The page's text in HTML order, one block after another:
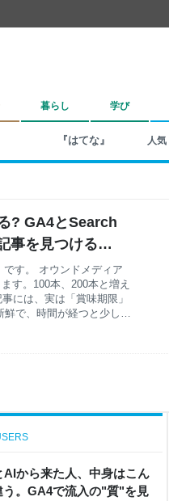
暮らし 学び
『はてな』 人気
? GA4とSearch
事を見つける方
なす。 オウンドメディア
す。100本、200本と増え
には、実は「賞味期限」
で、時間が経つと少しず
下がっていきます。 以
ゲージメント率改善の
変えます。「時間の経過
。つまり賞味期限切れの
してお話しします。 正
AIから来た人、中身はこん
う。GA4で流入の"質"を見